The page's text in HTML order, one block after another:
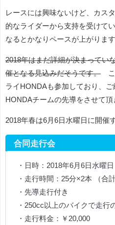
レースには興味ないけど、カス
的なライダーから支持を受けて
なるとかなりペースが上がります
2018年はまだ詳細が決まってい
催となる見込みだそうです。 こ
ライHONDAも参加しており、
HONDAチームの先導をさせて頂
2018年春は6月6日水曜日に開催
合同走行会
・日時：2018年6月6日水曜日
・走行時間：25分×2本 （合計
・先導走行付き
・250cc以上のバイクで走行
・走行料金：￥20,000